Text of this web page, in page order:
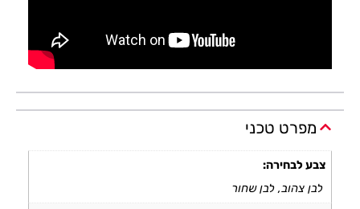
מפרט טכני
צבע לבחירה:
לבן צהוב, לבן שחור